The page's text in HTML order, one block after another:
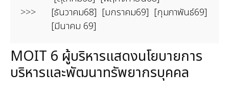
>>>
[ธันวาคม68] [มกราคม69] [กุมภาพันธ์69]
[มีนาคม 69]
MOIT 6 ผู้บริหารแสดงนโยบายการ
บริหารและพัฒนาทรัพยากรบุคคล